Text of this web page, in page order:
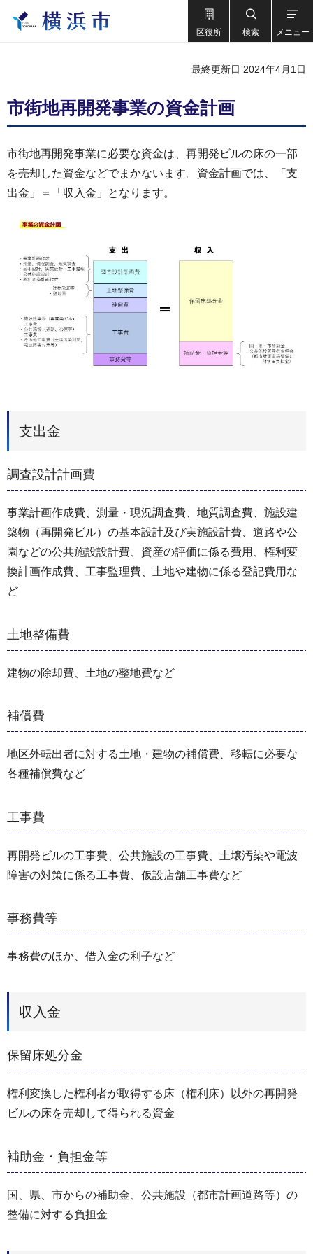
区役所 検索 メニュー
最終更新日 2024年4月1日
市街地再開発事業の資金計画
市街地再開発事業に必要な資金は、再開発ビルの床の一部
を売却した資金などでまかないます。資金計画では、「支
出金」＝「収入金」となります。
支出金
調査設計計画費
事業計画作成費、測量・現況調査費、地質調査費、施設建
築物（再開発ビル）の基本設計及び実施設計費、道路や公
園などの公共施設設計費、資産の評価に係る費用、権利変
換計画作成費、工事監理費、土地や建物に係る登記費用な
ど
土地整備費
建物の除却費、土地の整地費など
補償費
地区外転出者に対する土地・建物の補償費、移転に必要な
各種補償費など
工事費
再開発ビルの工事費、公共施設の工事費、土壌汚染や電波
障害の対策に係る工事費、仮設店舗工事費など
事務費等
事務費のほか、借入金の利子など
収入金
保留床処分金
権利変換した権利者が取得する床（権利床）以外の再開発
ビルの床を売却して得られる資金
補助金・負担金等
国、県、市からの補助金、公共施設（都市計画道路等）の
整備に対する負担金